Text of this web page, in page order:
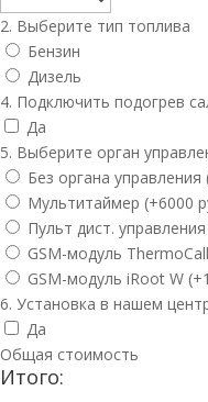
2. Выберите тип топлива
Бензин
Дизель
4. Подключить подогрев
Да
5. Выберите орган
Без органа управления
Мультитаймер (+6000
Пульт дист.
GSM-модуль
GSM-модуль iRoot W
6. Установка в нашем
Да
Общая стоимость
Итого: